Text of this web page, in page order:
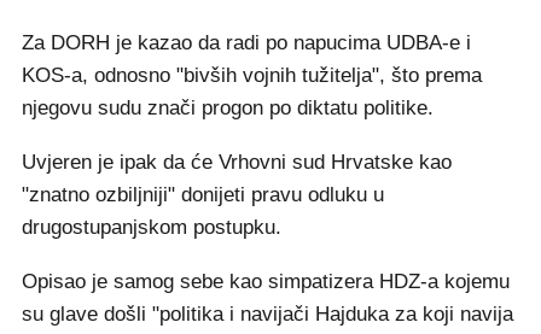
Za DORH je kazao da radi po napucima UDBA-e i
KOS-a, odnosno "bivših vojnih tužitelja", što prema
njegovu sudu znači progon po diktatu politike.
Uvjeren je ipak da će Vrhovni sud Hrvatske kao
"znatno ozbiljniji" donijeti pravu odluku u
drugostupanjskom postupku.
Opisao je samog sebe kao simpatizera HDZ-a kojemu
su glave došli "politika i navijači Hajduka za koji navija